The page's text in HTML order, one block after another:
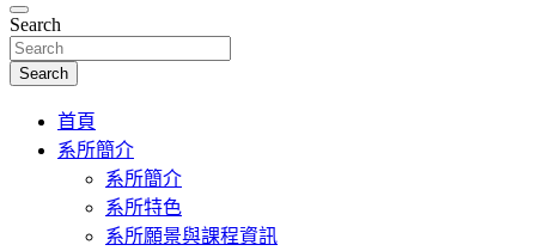
Search
Search
首頁
系所簡介
系所簡介
系所特色
系所願景與課程資訊